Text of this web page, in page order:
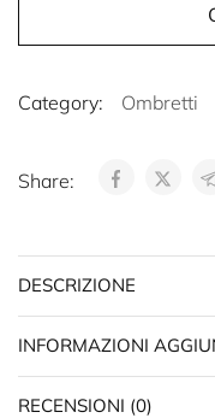
Category: Ombretti
Share:
DESCRIZIONE
INFORMAZIONI
RECENSIONI (0)